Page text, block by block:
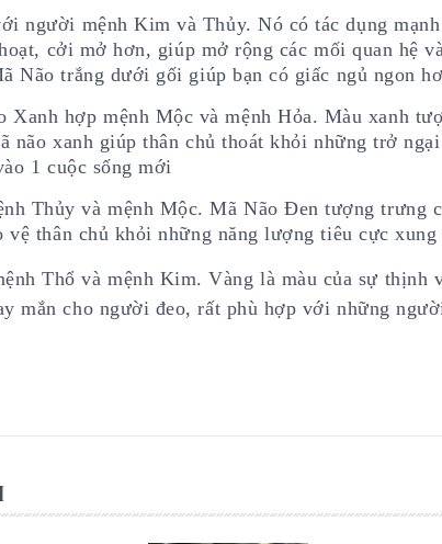
người mệnh Kim và Thủy. Nó có tác dụng
cởi mở hơn, giúp mở rộng các mối quan hệ
Não trắng dưới gối giúp bạn có giấc ngủ ngon
Xanh hợp mệnh Mộc và mệnh Hỏa. Màu xanh
não xanh giúp thân chủ thoát khỏi những trở
1 cuộc sống mới
Thủy và mệnh Mộc. Mã Não Đen tượng trưng
thân chủ khỏi những năng lượng tiêu cực xung
Thổ và mệnh Kim. Vàng là màu của sự thịnh
mắn cho người đeo, rất phù hợp với những